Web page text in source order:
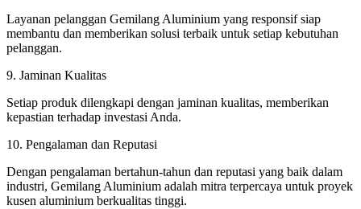
Layanan pelanggan Gemilang Aluminium yang responsif siap
membantu dan memberikan solusi terbaik untuk setiap kebutuhan
pelanggan.
9. Jaminan Kualitas
Setiap produk dilengkapi dengan jaminan kualitas, memberikan
kepastian terhadap investasi Anda.
10. Pengalaman dan Reputasi
Dengan pengalaman bertahun-tahun dan reputasi yang baik dalam
industri, Gemilang Aluminium adalah mitra terpercaya untuk proyek
kusen aluminium berkualitas tinggi.